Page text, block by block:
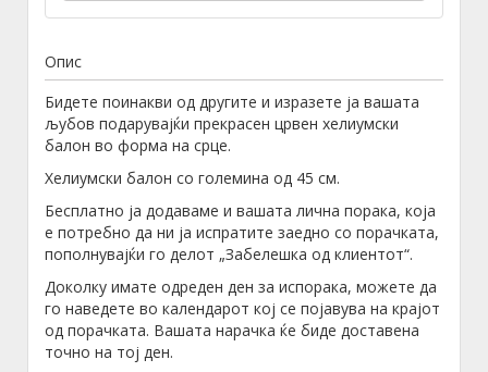
Опис
Бидете поинакви од другите и изразете ја вашата
љубов подарувајќи прекрасен црвен хелиумски
балон во форма на срце.
Хелиумски балон со големина од 45 см.
Бесплатно ја додаваме и вашата лична порака, која
е потребно да ни ја испратите заедно со порачката,
пополнувајќи го делот „Забелешка од клиентот“.
Доколку имате одреден ден за испорака, можете да
го наведете во календарот кој се појавува на крајот
од порачката. Вашата нарачка ќе биде доставена
точно на тој ден.